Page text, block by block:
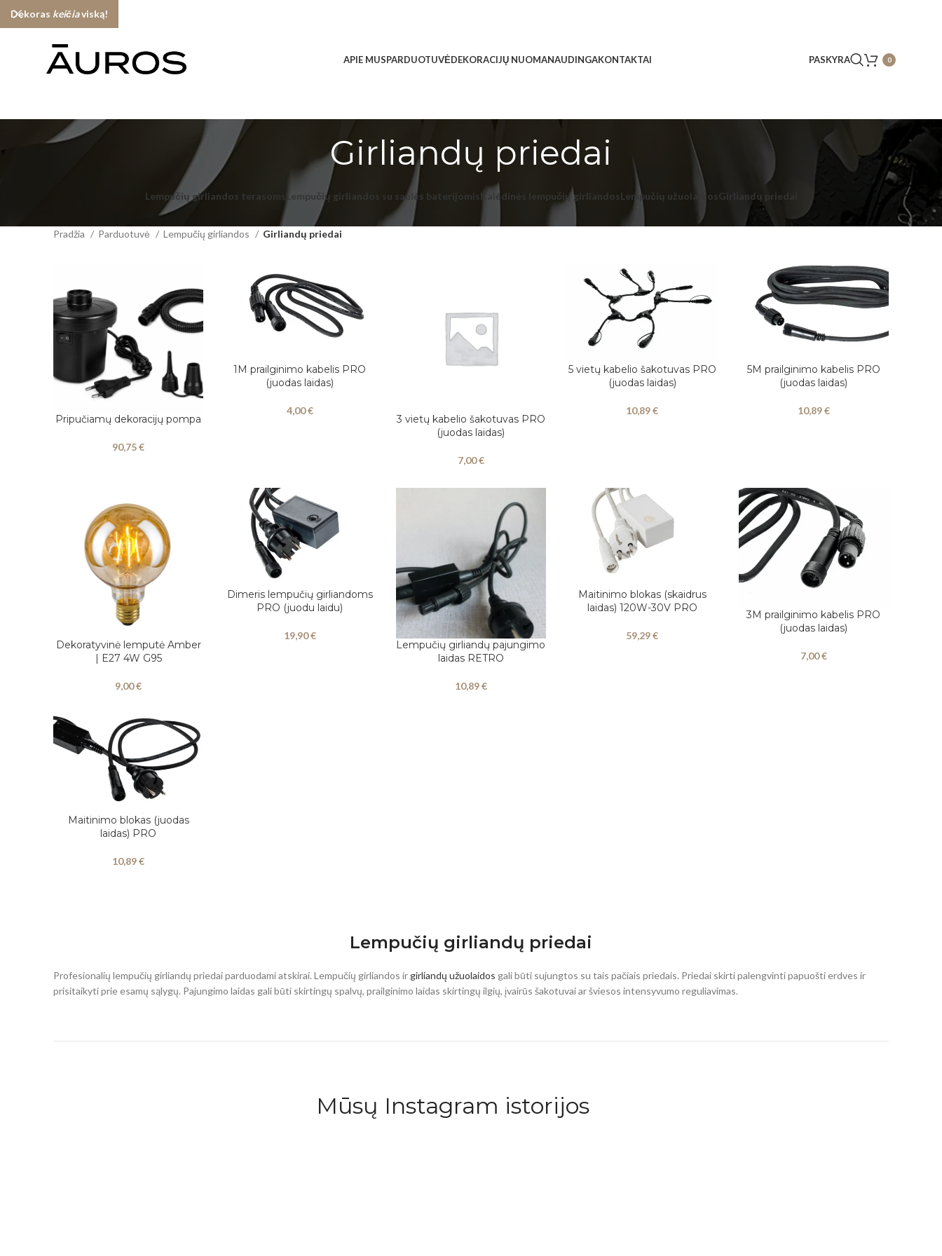
APIE MUSPARDUOTUVĖDEKORACIJŲ NUOMANAUDINGAKONTAKTAI PASKYRA 0
Girliandų priedai
Lempučių girliandos terasoms Lempučių girliandos su saulės baterijomisKalėdinės lempučių girliandosLempučių užuolaidosGirliandų priedai
Pradžia Parduotuvė Lempučių girliandos Girliandų priedai
Į KREPŠELĮ
Pripučiamų dekoracijų pompa
90,75€
Į KREPŠELĮ
1M prailginimo kabelis PRO
(juodas laidas)
4,00€
Į KREPŠELĮ
3 vietų kabelio šakotuvas PRO
(juodas laidas)
7,00€
Į KREPŠELĮ
5 vietų kabelio šakotuvas PRO
(juodas laidas)
10,89€
Į KREPŠELĮ
5M prailginimo kabelis PRO
(juodas laidas)
10,89€
Į KREPŠELĮ
Dekoratyvinė lemputė Amber
| E27 4W G95
9,00€
Į KREPŠELĮ
Dimeris lempučių girliandoms
PRO (juodu laidu)
19,90€
Į KREPŠELĮ
Lempučių girliandų pajungimo
laidas RETRO
10,89€
Į KREPŠELĮ
Maitinimo blokas (skaidrus
laidas) 120W-30V PRO
59,29€
Į KREPŠELĮ
3M prailginimo kabelis PRO
(juodas laidas)
7,00€
Į KREPŠELĮ
Maitinimo blokas (juodas
laidas) PRO
10,89€
Lempučių girliandų priedai
Profesionalių lempučių girliandų priedai parduodami atskirai. Lempučių girliandos ir girliandų užuolaidos gali būti sujungtos su tais pačiais priedais. Priedai skirti palengvinti papuošti erdves ir
prisitaikyti prie esamų sąlygų. Pajungimo laidas gali būti skirtingų spalvų, prailginimo laidas skirtingų ilgių, įvairūs šakotuvai ar šviesos intensyvumo reguliavimas.
Mūsų Instagram istorijos
Dekoras keičiaviską!